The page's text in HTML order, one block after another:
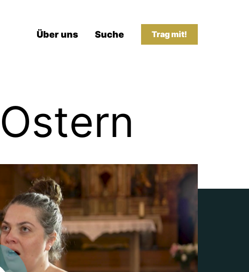
Über uns Suche Trag mit!